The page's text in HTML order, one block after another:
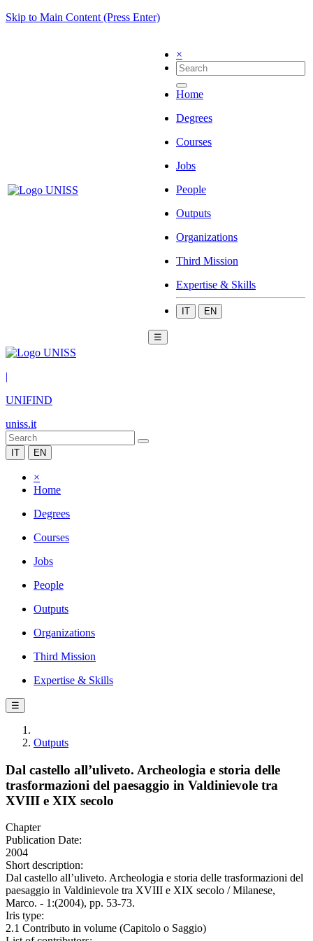
Skip to Main Content (Press Enter)
×
Home
Degrees
Courses
Jobs
People
Outputs
Organizations
Third Mission
Expertise & Skills
IT EN
☰
|
UNIFIND
uniss.it
IT EN
×
Home
Degrees
Courses
Jobs
People
Outputs
Organizations
Third Mission
Expertise & Skills
☰
Outputs
Dal castello all’uliveto. Archeologia e storia delle
trasformazioni del paesaggio in Valdinievole tra
XVIII e XIX secolo
Chapter
Publication Date:
2004
Short description:
Dal castello all’uliveto. Archeologia e storia delle trasformazioni del
paesaggio in Valdinievole tra XVIII e XIX secolo / Milanese,
Marco. - 1:(2004), pp. 53-73.
Iris type:
2.1 Contributo in volume (Capitolo o Saggio)